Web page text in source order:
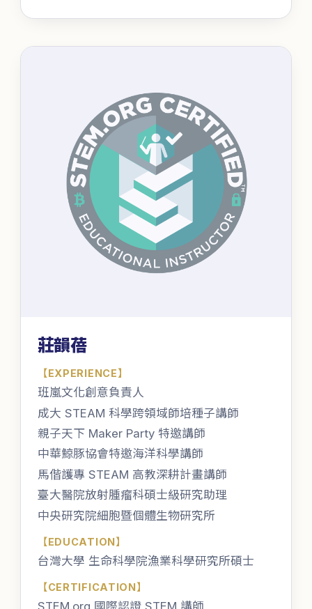
莊韻蓓
【EXPERIENCE】
班嵐文化創意負責人
成大 STEAM 科學跨領域師培種子講師
親子天下 Maker Party 特邀講師
中華鯨豚協會特邀海洋科學講師
馬偕護專 STEAM 高教深耕計畫講師
臺大醫院放射腫瘤科碩士級研究助理
中央研究院細胞暨個體生物研究所
【EDUCATION】
台灣大學 生命科學院漁業科學研究所碩士
【CERTIFICATION】
STEM.org 國際認證 STEM 講師